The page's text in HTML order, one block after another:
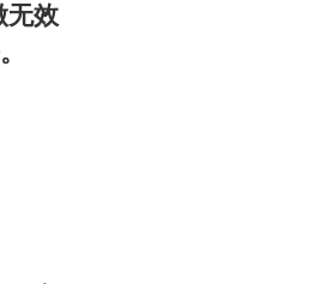
无效